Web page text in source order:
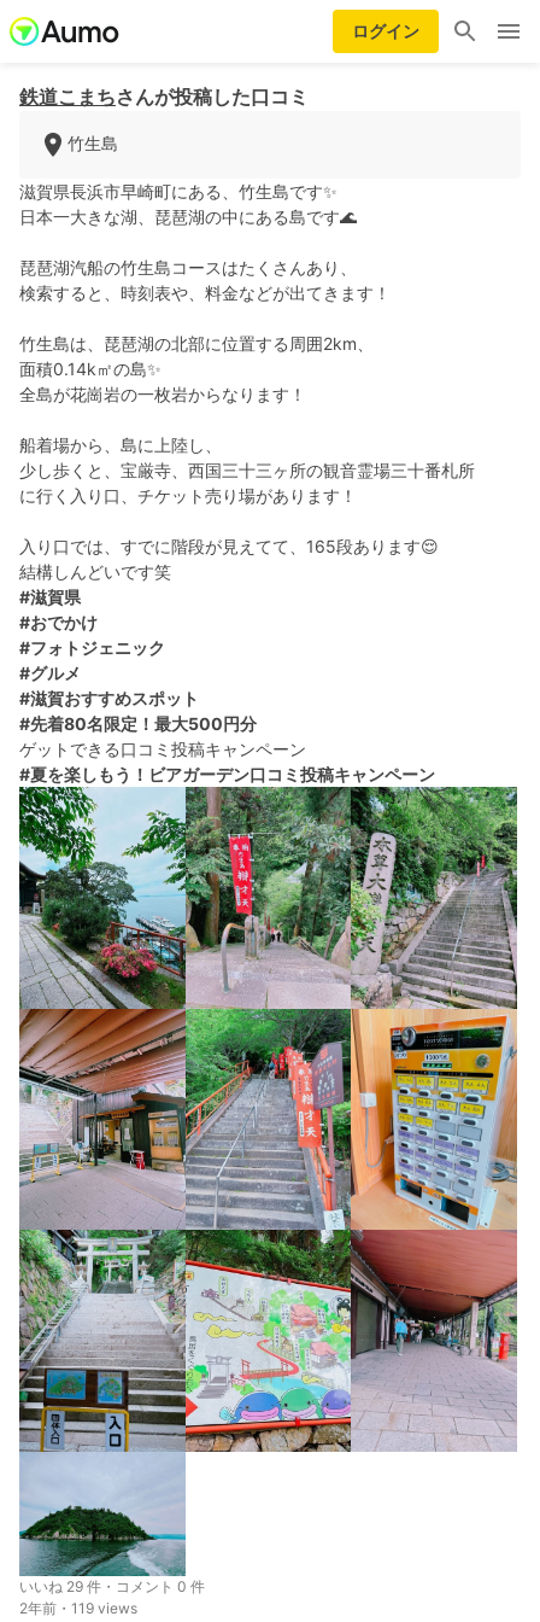
ログイン
鉄道こまちさんが投稿した口コミ
竹生島
滋賀県長浜市早崎町にある、竹生島です✨
日本一大きな湖、琵琶湖の中にある島です🌊
琵琶湖汽船の竹生島コースはたくさんあり、
検索すると、時刻表や、料金などが出てきます！
竹生島は、琵琶湖の北部に位置する周囲2km、
面積0.14k㎡の島✨
全島が花崗岩の一枚岩からなります！
船着場から、島に上陸し、
少し歩くと、宝厳寺、西国三十三ヶ所の観音霊場三十番札所
に行く入り口、チケット売り場があります！
入り口では、すでに階段が見えてて、165段あります😌
結構しんどいです笑
#滋賀県
#おでかけ
#フォトジェニック
#グルメ
#滋賀おすすめスポット
#先着80名限定！最大500円分
ゲットできる口コミ投稿キャンペーン
#夏を楽しもう！ビアガーデン口コミ投稿キャンペーン
いいね 29 件・コメント 0 件
2年前・119 views